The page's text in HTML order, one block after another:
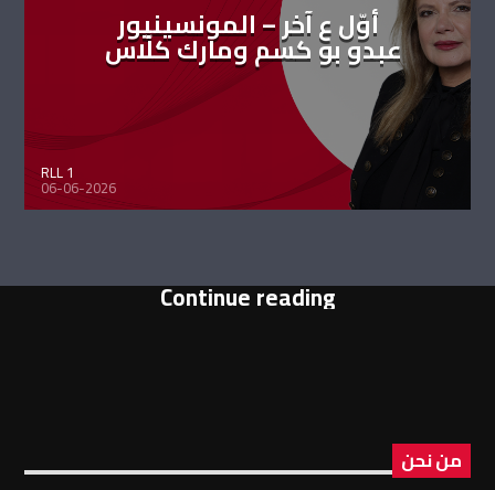
أوّل ع آخر – المونسينيور
عبدو بو كسم ومارك كلّاس
RLL 1
06-06-2026
Continue reading
من نحن